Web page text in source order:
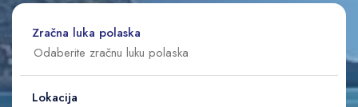
Zračna luka polaska
Lokacija